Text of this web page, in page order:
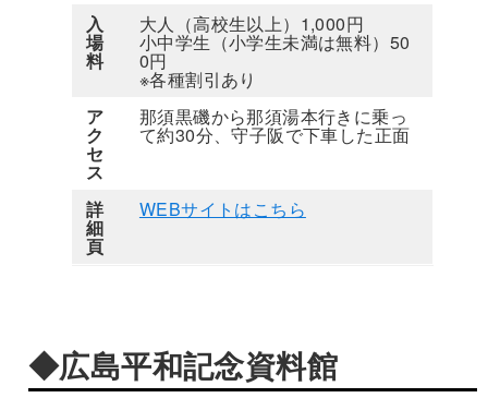
入
場
料
大人（高校生以上）1,000円
小中学生（小学生未満は無料）50
0円
※各種割引あり
ア
ク
セ
ス
那須黒磯から那須湯本行きに乗っ
て約30分、守子阪で下車した正面
詳
細
頁
WEBサイトはこちら
◆広島平和記念資料館